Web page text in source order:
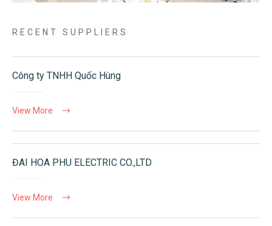
RECENT SUPPLIERS
Công ty TNHH Quốc Hùng
View More
ĐAI HOA PHU ELECTRIC CO.,LTD
View More